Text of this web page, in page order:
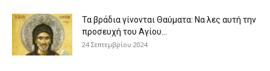
Τα βράδια γίνονται Θαύματα: Να λες αυτή την
προσευχή του Αγίου...
24 Σεπτεμβρίου 2024